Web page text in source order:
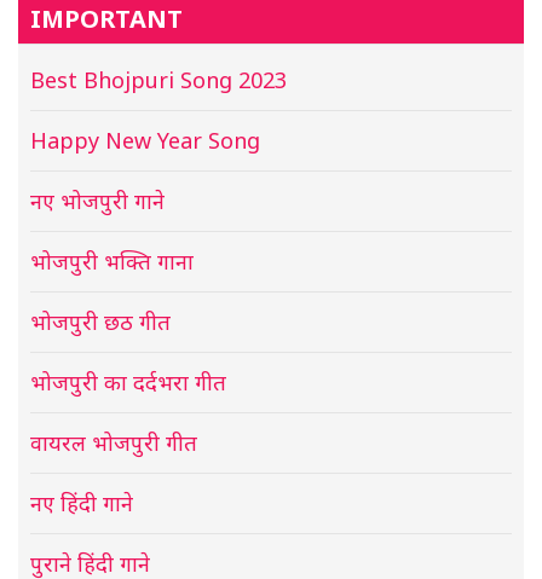
IMPORTANT
Best Bhojpuri Song 2023
Happy New Year Song
नए भोजपुरी गाने
भोजपुरी भक्ति गाना
भोजपुरी छठ गीत
भोजपुरी का दर्दभरा गीत
वायरल भोजपुरी गीत
नए हिंदी गाने
पुराने हिंदी गाने